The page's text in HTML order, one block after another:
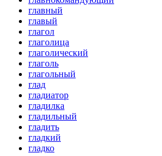
главный
главый
глагол
глаголица
глаголический
глаголь
глагольный
глад
гладиатор
гладилка
гладильный
гладить
гладкий
гладко